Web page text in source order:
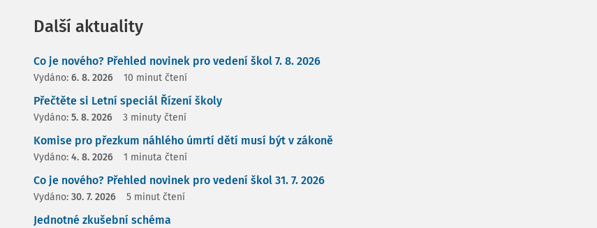
Další aktuality
Co je nového? Přehled novinek pro vedení škol 7. 8. 2026
Vydáno: 6. 8. 2026 10 minut čtení
Přečtěte si Letní speciál Řízení školy
Vydáno: 5. 8. 2026 3 minuty čtení
Komise pro přezkum náhlého úmrtí dětí musí být v zákoně
Vydáno: 4. 8. 2026 1 minuta čtení
Co je nového? Přehled novinek pro vedení škol 31. 7. 2026
Vydáno: 30. 7. 2026 5 minut čtení
Jednotné zkušební schéma